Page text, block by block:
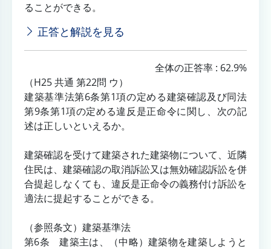
ることができる。
正答と解説を見る
全体の正答率 : 62.9%
（H25 共通 第22問 ウ）
建築基準法第6条第1項の定める建築確認及び同法
第9条第1項の定める違反是正命令に関し、次の記
述は正しいといえるか。
建築確認を受けて建築された建築物について、近隣
住民は、建築確認の取消訴訟又は無効確認訴訟を併
合提起しなくても、違反是正命令の義務付け訴訟を
適法に提起することができる。
（参照条文）建築基準法
第6条 建築主は、（中略）建築物を建築しようと